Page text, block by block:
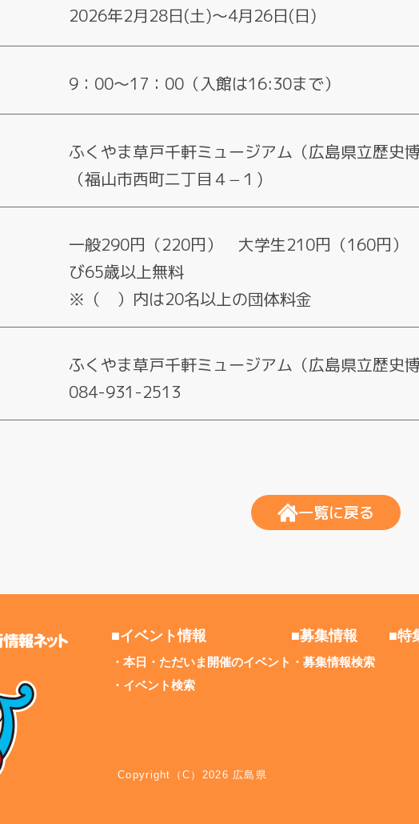
2026年2月28日(土)～4月26日(日)
9：00～17：00（入館は16:30まで）
ふくやま草戸千軒ミュージアム（広島県立歴史博
（福山市西町二丁目４−１)
一般290円（220円） 大学生210円（160円）
び65歳以上無料
※（ ）内は20名以上の団体料金
ふくやま草戸千軒ミュージアム（広島県立歴史博
084-931-2513
一覧に戻る
■イベント情報
本日・ただいま開催のイベント
イベント検索
■募集情報
募集情報検索
■特
Copyright（C）2026 広島県